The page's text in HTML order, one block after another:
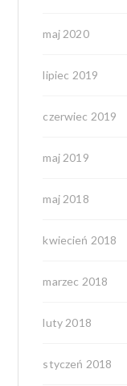
maj 2020
lipiec 2019
czerwiec 2019
maj 2019
maj 2018
kwiecień 2018
marzec 2018
luty 2018
styczeń 2018